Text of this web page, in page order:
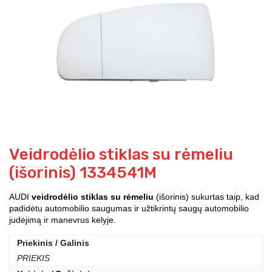
Veidrodėlio stiklas su rėmeliu
(išorinis) 1334541M
AUDI veidrodėlio stiklas su rėmeliu (išorinis) sukurtas taip, kad
padidėtu automobilio saugumas ir užtikrintų saugų automobilio
judėjimą ir manevrus kelyje.
Priekinis / Galinis
PRIEKIS